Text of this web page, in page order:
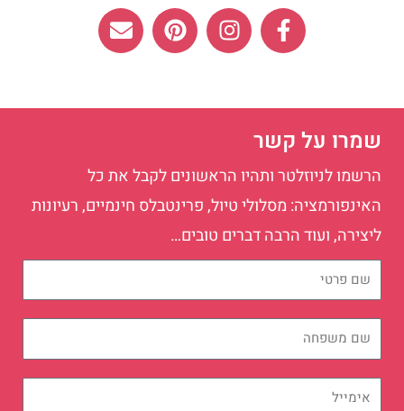
F
a
c
b
o
o
k
-
f
I
n
s
a
a
m
P
i
n
e
s
t
E
n
v
l
e
שמרו על קשר
הרשמו לניוזלטר ותהיו הראשונים לקבל את כל
האינפורמציה: מסלולי טיול, פרינטבלס חינמיים, רעיונות
ליצירה, ועוד הרבה דברים טובים…
שם
פרטי
שם
אימייל